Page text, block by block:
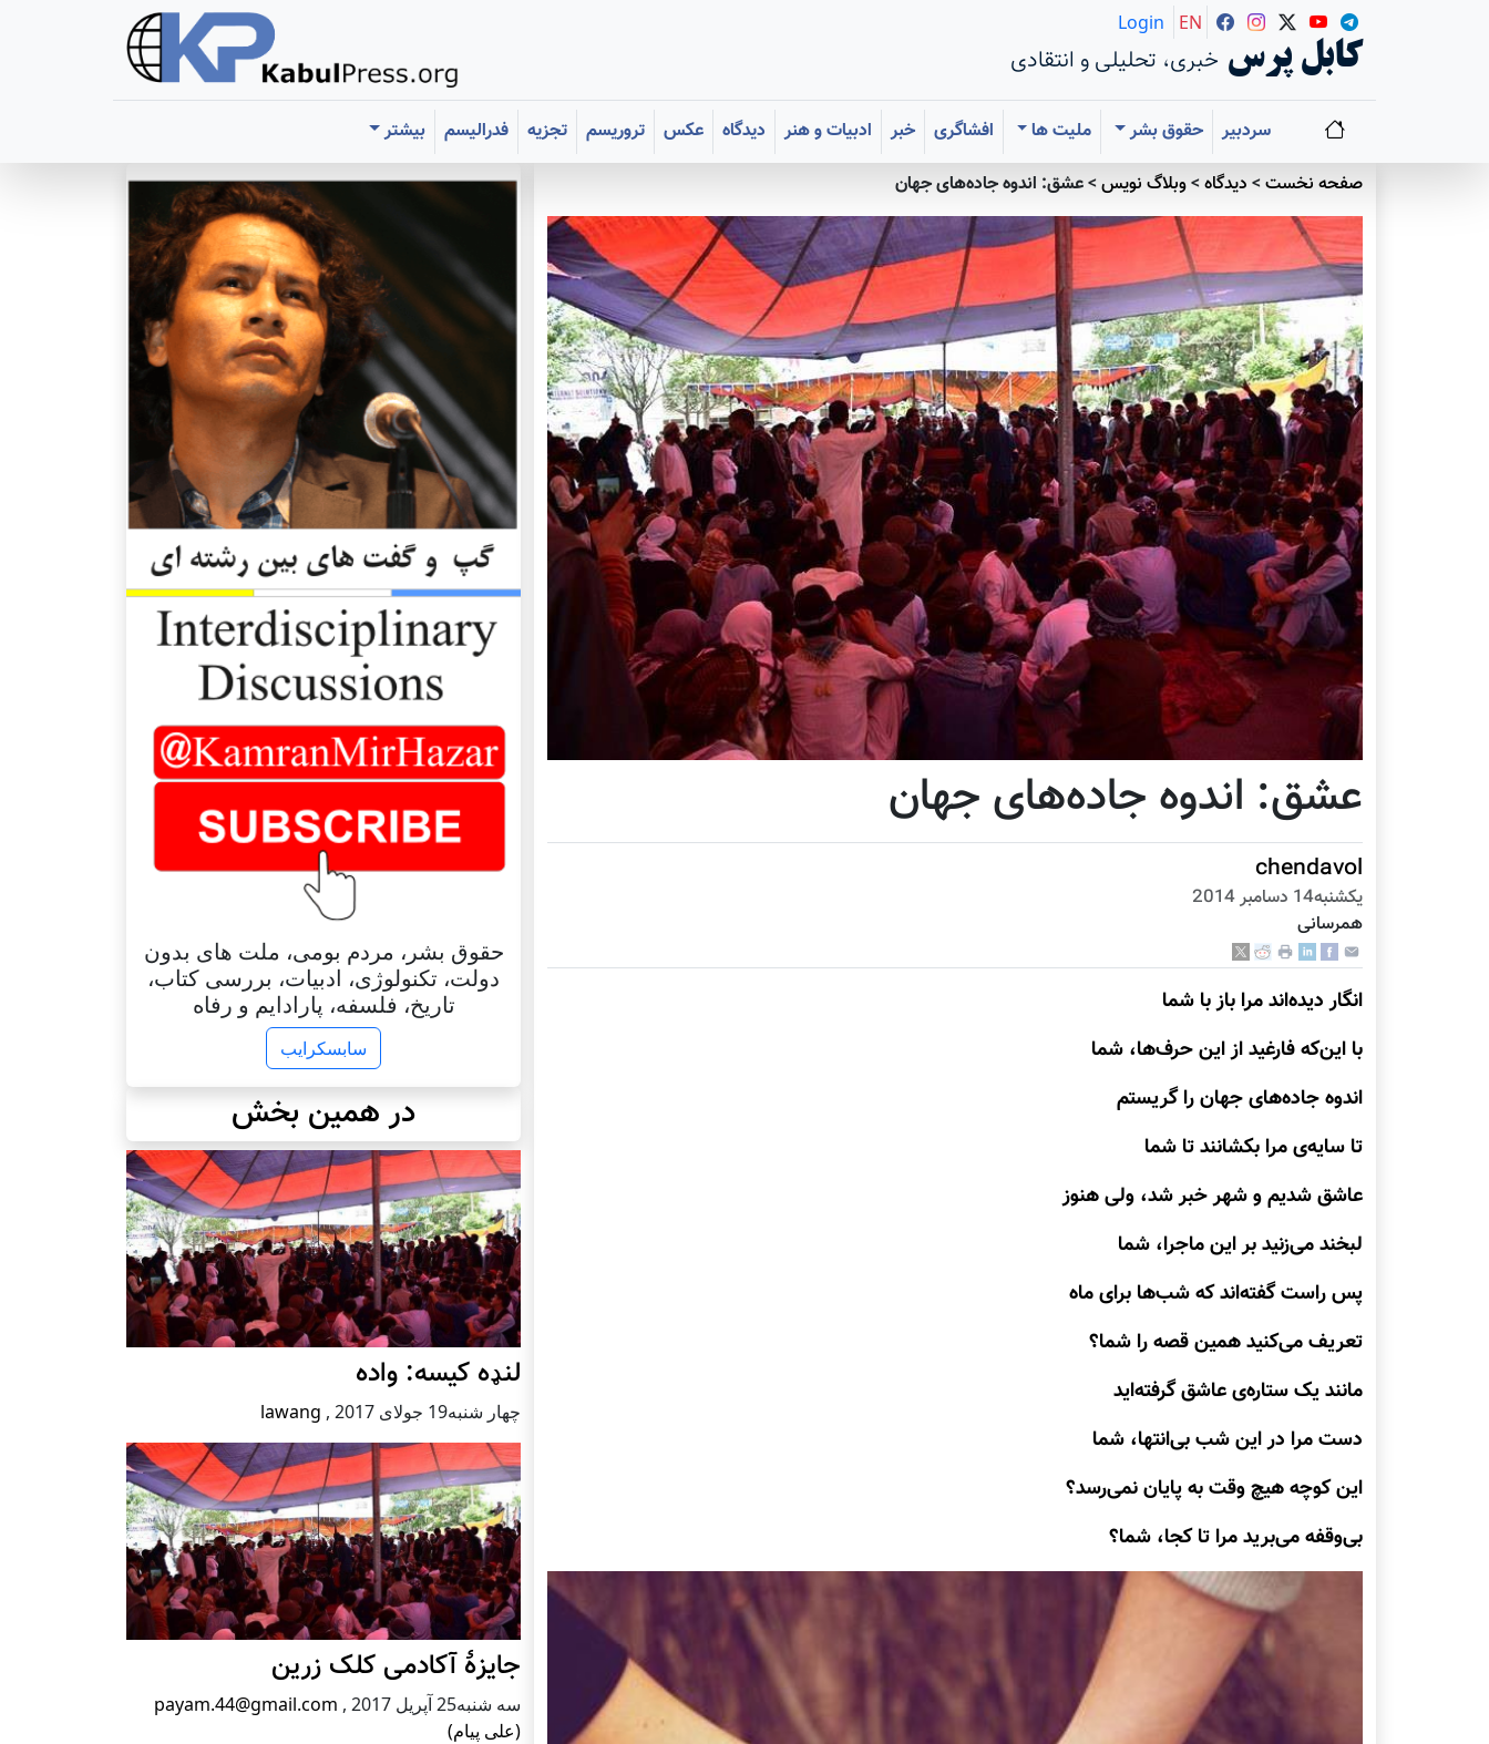
کابل پرس خبری، تحلیلی و انتقادی
Login EN
سردبیر حقوق بشر ملیت ها افشاگری خبر ادبیات و هنر دیدگاه عکس تروریسم تجزیه فدرالیسم
بیشتر
صفحه نخست> دیدگاه>وبلاگ نویس>عشق: اندوه جاده‌های جهان
عشق: اندوه جاده‌های جهان
chendavol
يكشنبه14 دسامبر 2014
همرسانی
انگار دیده‌اند مرا باز با شما
با این‌که فارغید از این حرف‌ها، شما
اندوه جاده‌های جهان را گریستم
تا سایه‌ی مرا بکشانند تا شما
عاشق شدیم و شهر خبر شد، ولی هنوز
لبخند می‌زنید بر این ماجرا، شما
پس راست گفته‌اند که شب‌ها برای ماه
تعریف می‌کنید همین قصه را شما؟
مانند یک ستاره‌ی عاشق گرفته‌اید
دست مرا در این شب بی‌انتها، شما
این کوچه هیچ وقت به پایان نمی‌رسد؟
بی‌وقفه می‌برید مرا تا کجا، شما؟
حقوق بشر، مردم بومی، ملت های بدون
دولت، تکنولوژی، ادبیات، بررسی کتاب،
تاریخ، فلسفه، پارادایم و رفاه
سابسکرایب
در همین بخش
لنډه کیسه: واده
چهار شنبه19 جولای 2017 ,
lawang
جایزۀ آکادمی کلک زرین
سه شنبه25 آپریل 2017 ,
payam.44@gmail.com
(علی پیام)